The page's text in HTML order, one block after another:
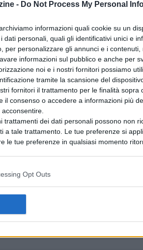
- Do Not Process My Personal
informazioni quali cookie su un
dati personali, quali gli identificativi unici e
per personalizzare gli annunci e i
informazioni sul pubblico e anche per
noi e i nostri fornitori possiamo
tramite la scansione del
fornitori il trattamento per le finalità sopra
il consenso o accedere a informazioni più
trattamenti dei dati personali possono non
a tale trattamento. Le tue preferenze si
le tue preferenze in qualsiasi momento
Opt Outs